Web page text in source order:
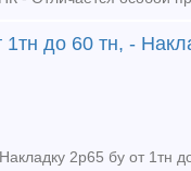
до 60 тн, -